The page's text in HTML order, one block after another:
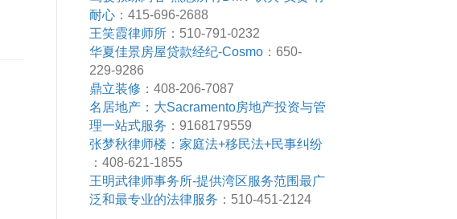
耐心 ：415-696-2688
王笑霞律师所 ：510-791-0232
华夏佳景房屋贷款经纪-Cosmo ：650-
229-9286
鼎立装修 ：408-206-7087
名居地产：大Sacramento房地产投资与管
理一站式服务 ：9168179559
张梦秋律师楼：家庭法+移民法+民事纠纷
：408-621-1855
王明武律师事务所-提供湾区服务范围最广
泛和最专业的法律服务 ：510-451-2124